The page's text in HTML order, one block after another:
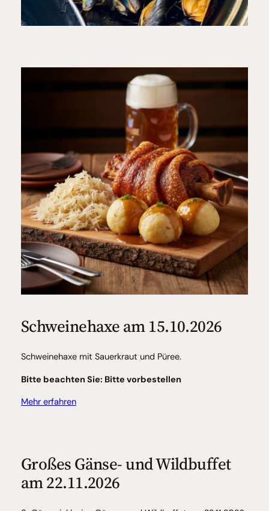
Schweinehaxe am 15.10.2026
Schweinehaxe mit Sauerkraut und Püree.
Bitte beachten Sie: Bitte vorbestellen
Mehr erfahren
Großes Gänse- und Wildbuffet
am 22.11.2026